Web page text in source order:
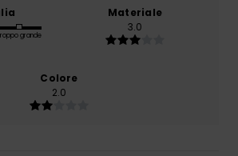
grande
Materiale
3.0
Colore
2.0